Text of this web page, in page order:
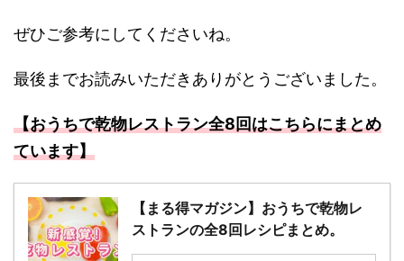
ぜひご参考にしてくださいね。
最後までお読みいただきありがとうございました。
【おうちで乾物レストラン全8回はこちらにまとめ
ています】
【まる得マガジン】おうちで乾物レ
ストランの全8回レシピまとめ。